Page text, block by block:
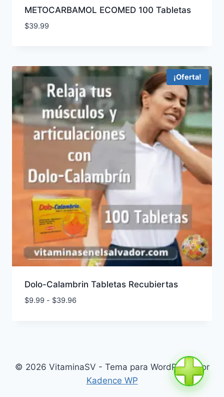
METOCARBAMOL ECOMED 100 Tabletas
$39.99
¡Oferta!
Dolo-Calambrin Tabletas Recubiertas
$9.99 - $39.96Rango
$39.96
© 2026 VitaminaSV - Tema para WordPress por
Kadence WP